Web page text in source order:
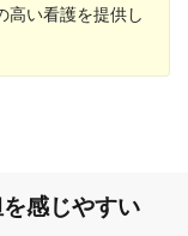
高い看護を提供し
感じやすい